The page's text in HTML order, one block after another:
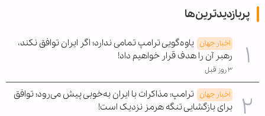
پربازدیدترین‌ها
اخبار جهان یاوه‌گویی ترامپ تمامی ندارد؛ اگر ایران توافق نکند،
رهبر آن را هدف قرار خواهیم داد!
۳ روز قبل
اخبار جهان ترامپ: مذاکرات با ایران به‌خوبی پیش می‌رود؛ توافق
برای بازگشایی تنگه هرمز نزدیک است!